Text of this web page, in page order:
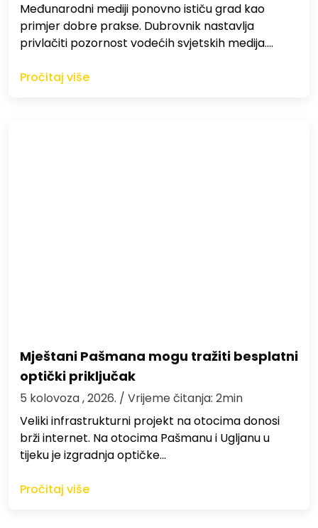
Međunarodni mediji ponovno ističu grad kao
primjer dobre prakse. Dubrovnik nastavlja
privlačiti pozornost vodećih svjetskih medija.…
Pročitaj više
Mještani Pašmana mogu tražiti besplatni
optički priključak
5 kolovoza , 2026. / Vrijeme čitanja: 2min
Veliki infrastrukturni projekt na otocima donosi
brži internet. Na otocima Pašmanu i Ugljanu u
tijeku je izgradnja optičke…
Pročitaj više